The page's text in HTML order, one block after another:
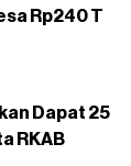
Rp240 T
Dapat 25
RKAB